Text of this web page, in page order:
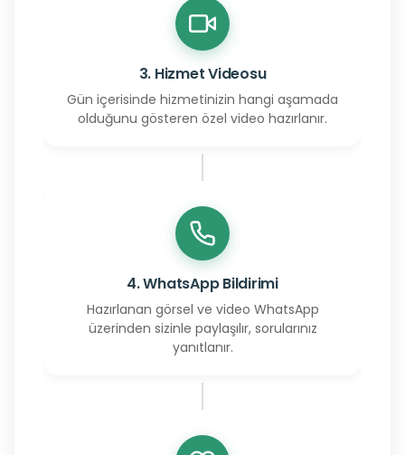
3. Hizmet Videosu
Gün içerisinde hizmetinizin hangi aşamada
olduğunu gösteren özel video hazırlanır.
4. WhatsApp Bildirimi
Hazırlanan görsel ve video WhatsApp
üzerinden sizinle paylaşılır, sorularınız
yanıtlanır.